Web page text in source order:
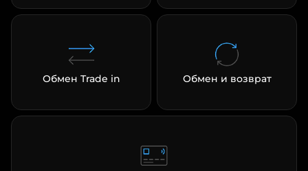
Обмен Trade in Обмен и возврат